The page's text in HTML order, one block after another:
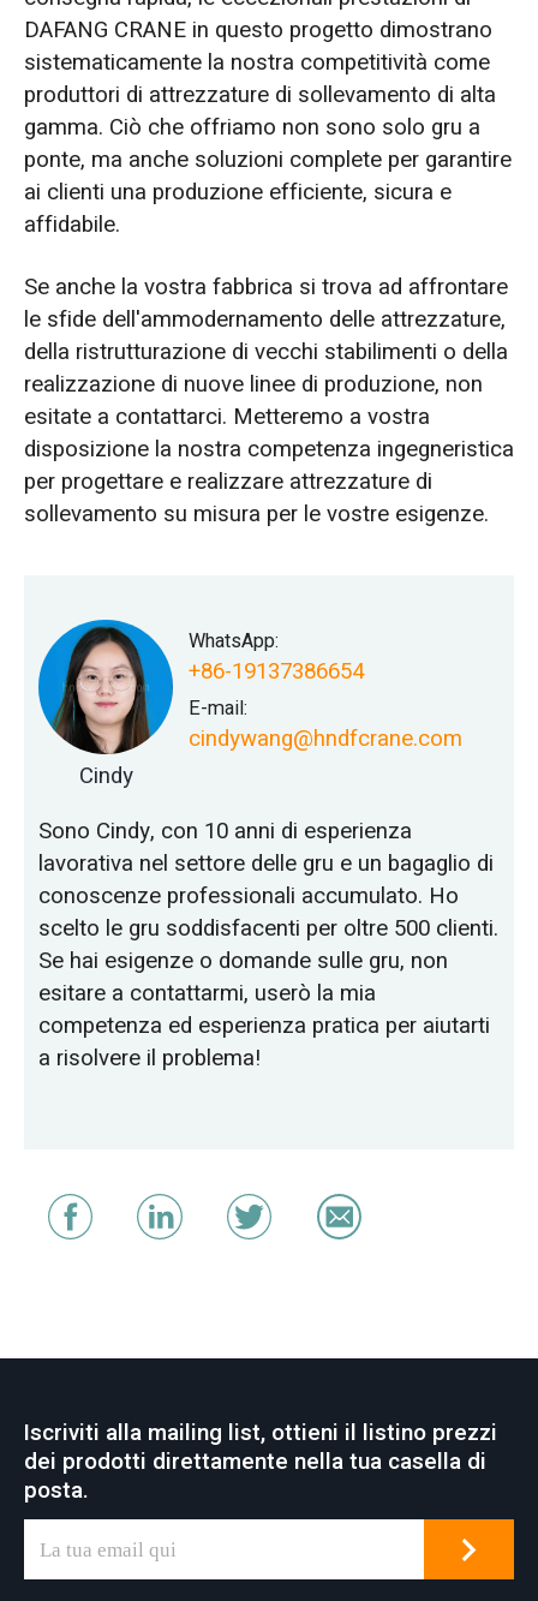
DAFANG CRANE in questo progetto dimostrano
sistematicamente la nostra competitività come
produttori di attrezzature di sollevamento di alta
gamma. Ciò che offriamo non sono solo gru a
ponte, ma anche soluzioni complete per garantire
ai clienti una produzione efficiente, sicura e
affidabile.
Se anche la vostra fabbrica si trova ad affrontare
le sfide dell'ammodernamento delle attrezzature,
della ristrutturazione di vecchi stabilimenti o della
realizzazione di nuove linee di produzione, non
esitate a contattarci. Metteremo a vostra
disposizione la nostra competenza ingegneristica
per progettare e realizzare attrezzature di
sollevamento su misura per le vostre esigenze.
Cindy
WhatsApp:
+86-19137386654
E-mail:
cindywang@hndfcrane.com
Sono Cindy, con 10 anni di esperienza
lavorativa nel settore delle gru e un bagaglio di
conoscenze professionali accumulato. Ho
scelto le gru soddisfacenti per oltre 500 clienti.
Se hai esigenze o domande sulle gru, non
esitare a contattarmi, userò la mia
competenza ed esperienza pratica per aiutarti
a risolvere il problema!
Iscriviti alla mailing list, ottieni il listino prezzi
dei prodotti direttamente nella tua casella di
posta.